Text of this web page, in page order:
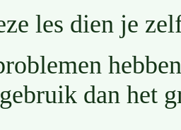
les dien je
gebruik dan het